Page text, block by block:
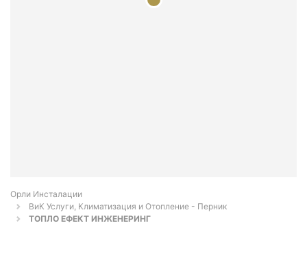
Орли Инсталации
ВиК Услуги, Климатизация и Отопление - Перник
ТОПЛО ЕФЕКТ ИНЖЕНЕРИНГ